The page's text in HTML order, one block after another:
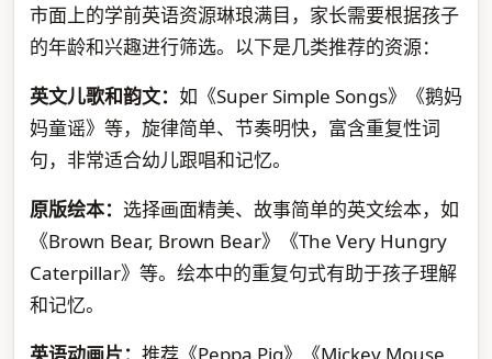
市面上的学前英语资源琳琅满目，家长需要根据孩子
的年龄和兴趣进行筛选。以下是几类推荐的资源：
英文儿歌和韵文： 如《Super Simple Songs》《鹅妈
妈童谣》等，旋律简单、节奏明快，富含重复性词
句，非常适合幼儿跟唱和记忆。
原版绘本： 选择画面精美、故事简单的英文绘本，如
《Brown Bear, Brown Bear》《The Very Hungry
Caterpillar》等。绘本中的重复句式有助于孩子理解
和记忆。